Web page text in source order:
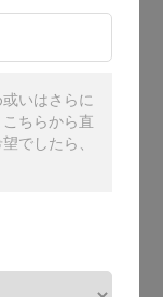
いはさらに
ちらから直
でしたら、